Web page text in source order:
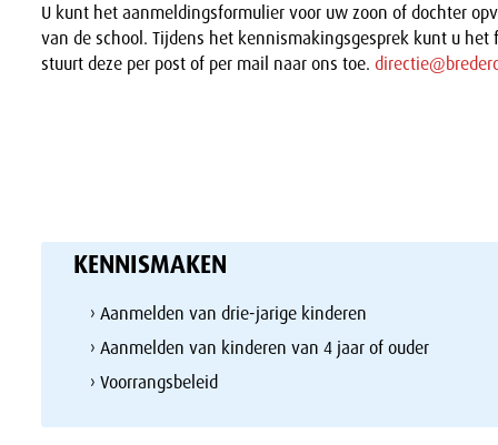
U kunt het aanmeldingsformulier voor uw zoon of dochter
van de school. Tijdens het kennismakingsgesprek kunt u
stuurt deze per post of per mail naar ons toe.
KENNISMAKEN
› Aanmelden van drie-jarige kinderen
› Aanmelden van kinderen van 4 jaar of ouder
› Voorrangsbeleid